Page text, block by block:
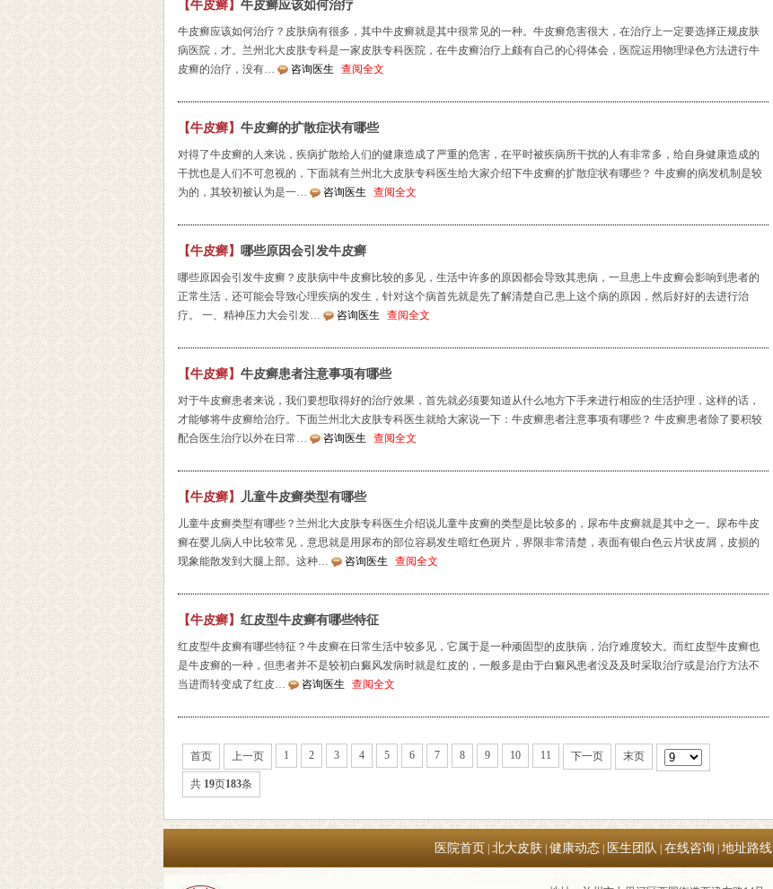
【牛皮癣】 牛皮癣应该如何治疗
牛皮癣应该如何治疗？皮肤病有很多，其中牛皮癣就是其中很常见的一种。牛皮癣危害很大，在治疗上一定要选择正规皮肤
病医院，才。兰州北大皮肤专科是一家皮肤专科医院，在牛皮癣治疗上颇有自己的心得体会，医院运用物理绿色方法进行牛
皮癣的治疗，没有…
咨询医生 查阅全文
【牛皮癣】 牛皮癣的扩散症状有哪些
对得了牛皮癣的人来说，疾病扩散给人们的健康造成了严重的危害，在平时被疾病所干扰的人有非常多，给自身健康造成的
干扰也是人们不可忽视的，下面就有兰州北大皮肤专科医生给大家介绍下牛皮癣的扩散症状有哪些？ 牛皮癣的病发机制是较
为的，其较初被认为是一…
咨询医生 查阅全文
【牛皮癣】 哪些原因会引发牛皮癣
哪些原因会引发牛皮癣？皮肤病中牛皮癣比较的多见，生活中许多的原因都会导致其患病，一旦患上牛皮癣会影响到患者的
正常生活，还可能会导致心理疾病的发生，针对这个病首先就是先了解清楚自己患上这个病的原因，然后好好的去进行治
疗。 一、精神压力大会引发…
咨询医生 查阅全文
【牛皮癣】 牛皮癣患者注意事项有哪些
对于牛皮癣患者来说，我们要想取得好的治疗效果，首先就必须要知道从什么地方下手来进行相应的生活护理，这样的话，
才能够将牛皮癣给治疗。下面兰州北大皮肤专科医生就给大家说一下：牛皮癣患者注意事项有哪些？ 牛皮癣患者除了要积较
配合医生治疗以外在日常…
咨询医生 查阅全文
【牛皮癣】 儿童牛皮癣类型有哪些
儿童牛皮癣类型有哪些？兰州北大皮肤专科医生介绍说儿童牛皮癣的类型是比较多的，尿布牛皮癣就是其中之一。尿布牛皮
癣在婴儿病人中比较常见，意思就是用尿布的部位容易发生暗红色斑片，界限非常清楚，表面有银白色云片状皮屑，皮损的
现象能散发到大腿上部。这种…
咨询医生 查阅全文
【牛皮癣】 红皮型牛皮癣有哪些特征
红皮型牛皮癣有哪些特征？牛皮癣在日常生活中较多见，它属于是一种顽固型的皮肤病，治疗难度较大。而红皮型牛皮癣也
是牛皮癣的一种，但患者并不是较初白癜风发病时就是红皮的，一般多是由于白癜风患者没及及时采取治疗或是治疗方法不
当进而转变成了红皮…
咨询医生 查阅全文
首页 上一页 1 2 3 4 5 6 7 8 9 10 11 下一页 末页
共 19页183条
医院首页 北大皮肤 健康动态 医生团队 在线咨询 地址路线